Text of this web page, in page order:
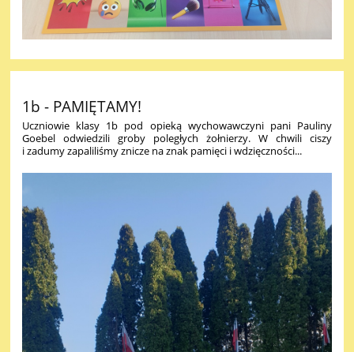
1b - PAMIĘTAMY!
Uczniowie klasy 1b pod opieką wychowawczyni pani Pauliny
Goebel odwiedzili groby poległych żołnierzy. W chwili ciszy
i zadumy zapaliliśmy znicze na znak pamięci i wdzięczności...